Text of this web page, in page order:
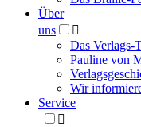
Über
uns

Das Verlags-
Pauline von
Wir
Service
